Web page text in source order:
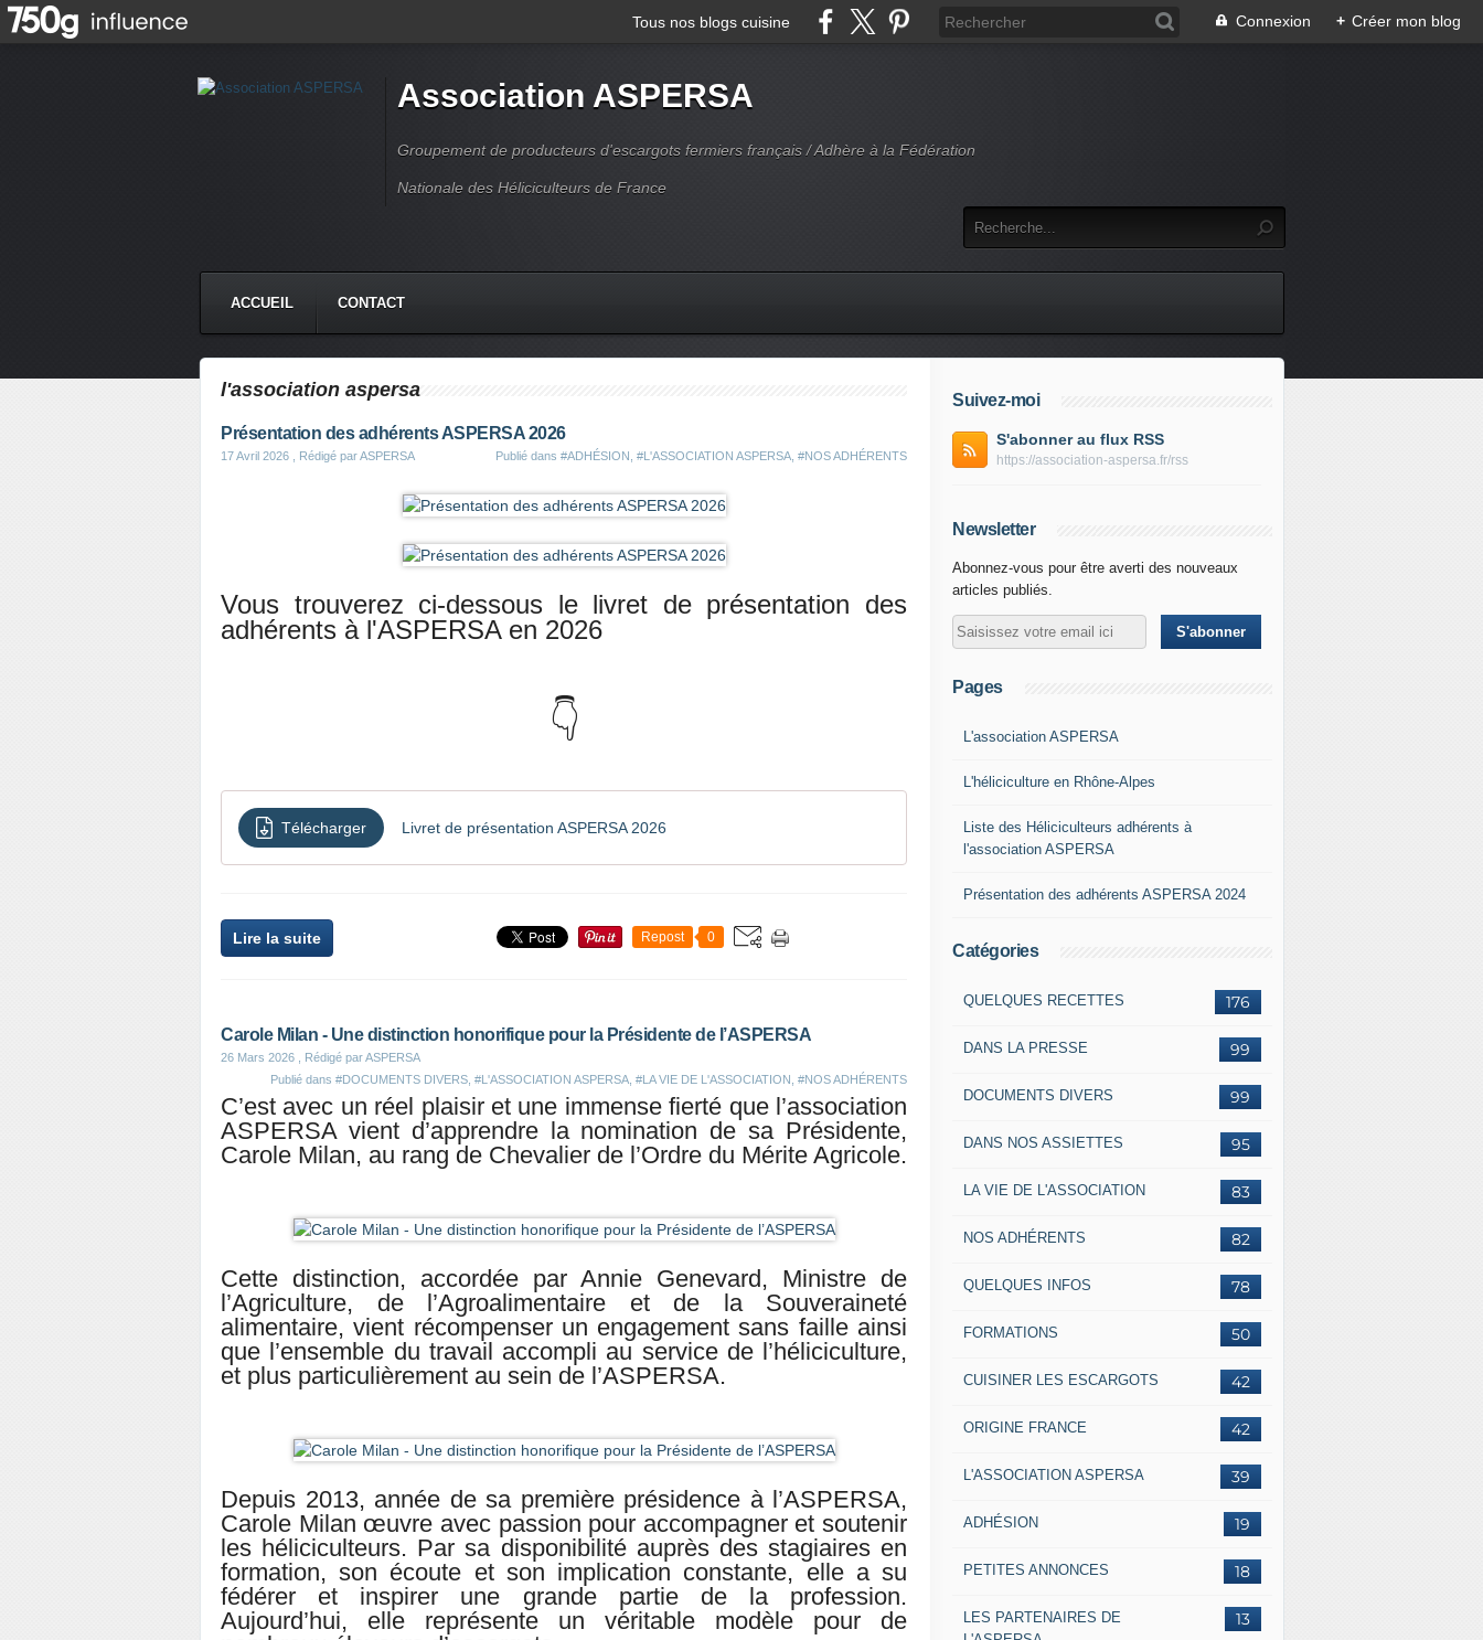
Tous nos blogs cuisine Connexion + Créer mon blog
Association ASPERSA
Groupement de producteurs d'escargots fermiers français / Adhère à la Fédération
Nationale des Héliciculteurs de France
ACCUEIL CONTACT
l'association aspersa
Présentation des adhérents ASPERSA 2026
17 Avril 2026 , Rédigé par ASPERSA Publié dans #ADHÉSION #L'ASSOCIATION ASPERSA #NOS ADHÉRENTS
Vous trouverez ci-dessous le livret de présentation des
adhérents à l'ASPERSA en 2026
👇
Télécharger Livret de présentation ASPERSA 2026
Lire la suite Repost 0
Carole Milan - Une distinction honorifique pour la Présidente de l’ASPERSA
26 Mars 2026 , Rédigé par ASPERSA
Publié dans #DOCUMENTS DIVERS #L'ASSOCIATION ASPERSA #LA VIE DE L'ASSOCIATION #NOS ADHÉRENTS
C’est avec un réel plaisir et une immense fierté que l’association
ASPERSA vient d’apprendre la nomination de sa Présidente,
Carole Milan, au rang de Chevalier de l’Ordre du Mérite Agricole.
Cette distinction, accordée par Annie Genevard, Ministre de
l’Agriculture, de l’Agroalimentaire et de la Souveraineté
alimentaire, vient récompenser un engagement sans faille ainsi
que l’ensemble du travail accompli au service de l’héliciculture,
et plus particulièrement au sein de l’ASPERSA.
Depuis 2013, année de sa première présidence à l’ASPERSA,
Carole Milan œuvre avec passion pour accompagner et soutenir
les héliciculteurs. Par sa disponibilité auprès des stagiaires en
formation, son écoute et son implication constante, elle a su
fédérer et inspirer une grande partie de la profession.
Aujourd’hui, elle représente un véritable modèle pour de
Suivez-moi
S'abonner au flux RSS
https://association-aspersa.fr/rss
Newsletter
Abonnez-vous pour être averti des nouveaux
articles publiés.
Pages
L'association ASPERSA
L'héliciculture en Rhône-Alpes
Liste des Héliciculteurs adhérents à
l'association ASPERSA
Présentation des adhérents ASPERSA 2024
Catégories
176
QUELQUES RECETTES
99
DANS LA PRESSE
99
DOCUMENTS DIVERS
95
DANS NOS ASSIETTES
83
LA VIE DE L'ASSOCIATION
82
NOS ADHÉRENTS
78
QUELQUES INFOS
50
FORMATIONS
42
CUISINER LES ESCARGOTS
42
ORIGINE FRANCE
39
L'ASSOCIATION ASPERSA
19
ADHÉSION
18
PETITES ANNONCES
13
LES PARTENAIRES DE